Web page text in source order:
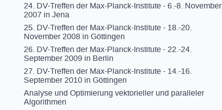
24. DV-Treffen der Max-Planck-Institute - 6.-8. November
2007 in Jena
25. DV-Treffen der Max-Planck-Institute - 18.-20.
November 2008 in Göttingen
26. DV-Treffen der Max-Planck-Institute - 22.-24.
September 2009 in Berlin
27. DV-Treffen der Max-Planck-Institute - 14.-16.
September 2010 in Göttingen
Analyse und Optimierung vektorieller und paralleler
Algorithmen